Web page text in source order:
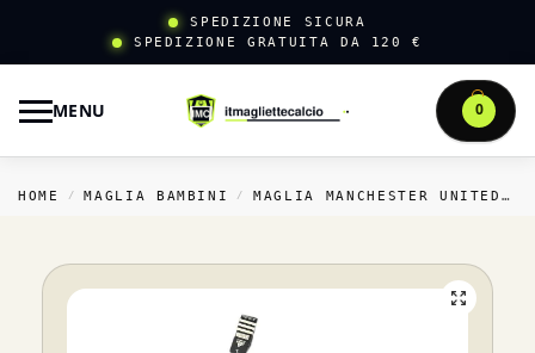
SPEDIZIONE SICURA
SPEDIZIONE GRATUITA DA 120 €
MENU 0
HOME / MAGLIA BAMBINI / MAGLIA MANCHESTER UNITED BAMBINI